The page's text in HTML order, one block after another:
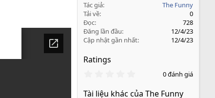
Tác giả
The Funny
Tải về
0
Đọc
728
Đăng lần đầu
12/4/23
Cập nhật gần nhất
12/4/23
Ratings
0
0
0 đánh giá
Tài liệu khác của The Funny